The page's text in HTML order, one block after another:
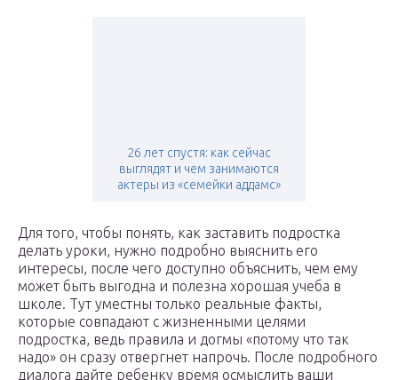
26 лет спустя: как сейчас
выглядят и чем занимаются
актеры из «семейки аддамс»
Для того, чтобы понять, как заставить подростка
делать уроки, нужно подробно выяснить его
интересы, после чего доступно объяснить, чем ему
может быть выгодна и полезна хорошая учеба в
школе. Тут уместны только реальные факты,
которые совпадают с жизненными целями
подростка, ведь правила и догмы «потому что так
надо» он сразу отвергнет напрочь. После подробного
диалога дайте ребенку время осмыслить ваши